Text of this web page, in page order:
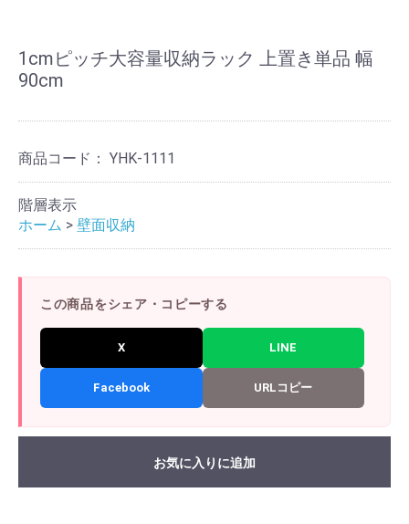
1cmピッチ大容量収納ラック 上置き単品 幅
90cm
商品コード： YHK-1111
階層表示
ホーム > 壁面収納
この商品をシェア・コピーする
X LINE
Facebook URLコピー
お気に入りに追加